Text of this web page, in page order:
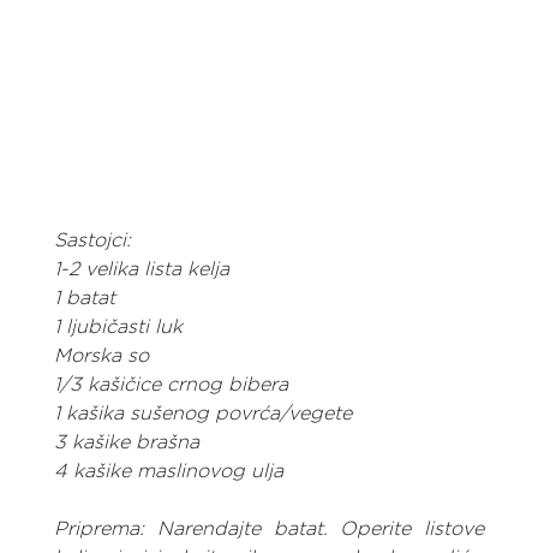
Sastojci:
1-2 velika lista kelja
1 batat
1 ljubičasti luk
Morska so
1/3 kašičice crnog bibera
1 kašika sušenog povrća/vegete
3 kašike brašna
4 kašike maslinovog ulja
Priprema: Narendajte batat. Operite listove